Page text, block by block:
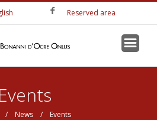
Reserved area
Events
/ News / Events